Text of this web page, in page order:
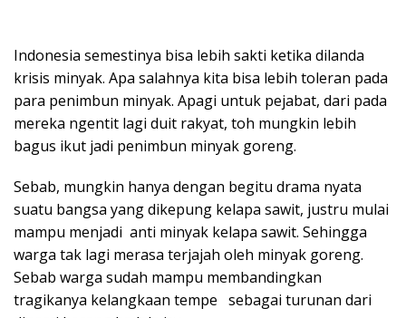
Indonesia semestinya bisa lebih sakti ketika dilanda
krisis minyak. Apa salahnya kita bisa lebih toleran pada
para penimbun minyak. Apagi untuk pejabat, dari pada
mereka ngentit lagi duit rakyat, toh mungkin lebih
bagus ikut jadi penimbun minyak goreng.
Sebab, mungkin hanya dengan begitu drama nyata
suatu bangsa yang dikepung kelapa sawit, justru mulai
mampu menjadi anti minyak kelapa sawit. Sehingga
warga tak lagi merasa terjajah oleh minyak goreng.
Sebab warga sudah mampu membandingkan
tragikanya kelangkaan tempe sebagai turunan dari